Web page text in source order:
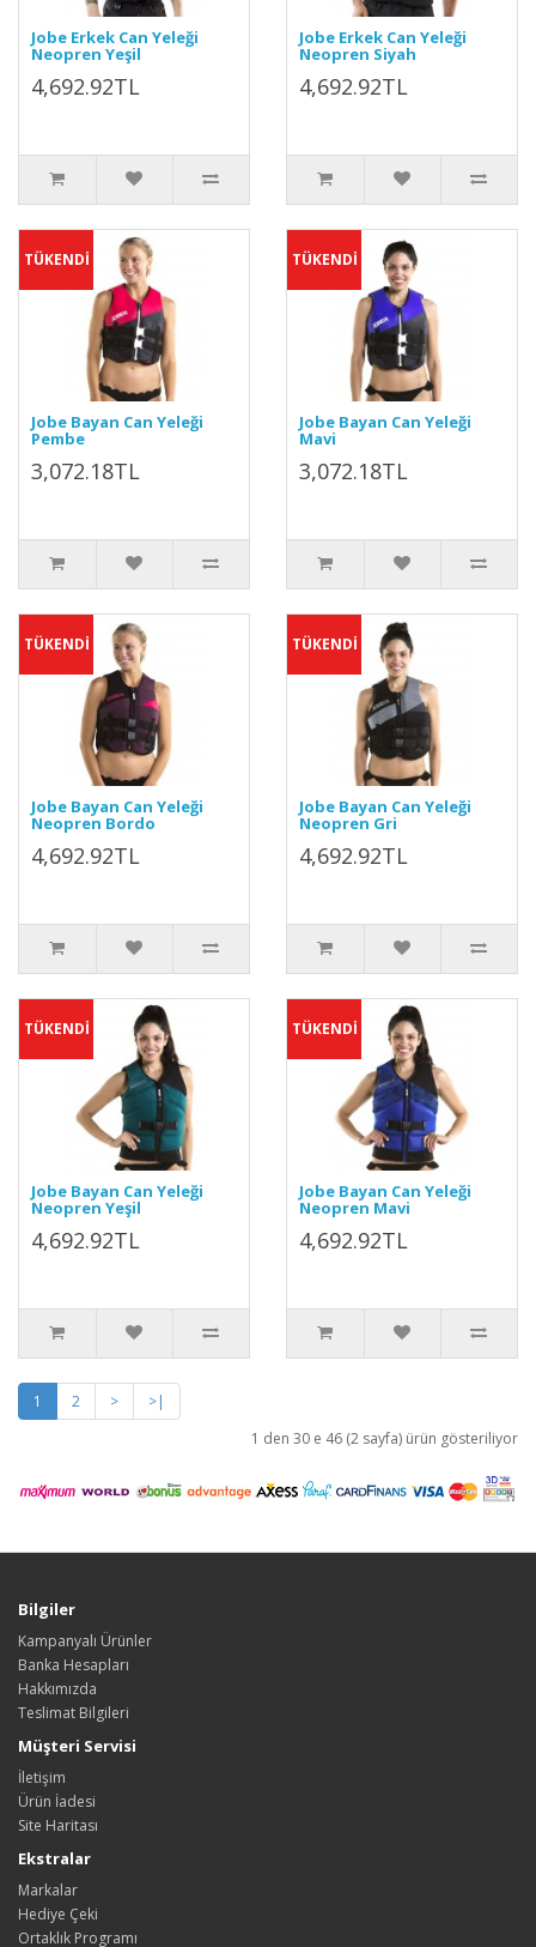
Jobe Erkek Can Yeleği
Neopren Yeşil
4,692.92TL
Jobe Erkek Can Yeleği
Neopren Siyah
4,692.92TL
TÜKENDİ
Jobe Bayan Can Yeleği
Pembe
3,072.18TL
TÜKENDİ
Jobe Bayan Can Yeleği
Mavi
3,072.18TL
TÜKENDİ
Jobe Bayan Can Yeleği
Neopren Bordo
4,692.92TL
TÜKENDİ
Jobe Bayan Can Yeleği
Neopren Gri
4,692.92TL
TÜKENDİ
Jobe Bayan Can Yeleği
Neopren Yeşil
4,692.92TL
TÜKENDİ
Jobe Bayan Can Yeleği
Neopren Mavi
4,692.92TL
1 2 >
>|
1 den 30 e 46 (2 sayfa) ürün gösteriliyor
Bilgiler
Kampanyalı Ürünler
Banka Hesapları
Hakkımızda
Teslimat Bilgileri
Müşteri Servisi
İletişim
Ürün İadesi
Site Haritası
Ekstralar
Markalar
Hediye Çeki
Ortaklık Programı